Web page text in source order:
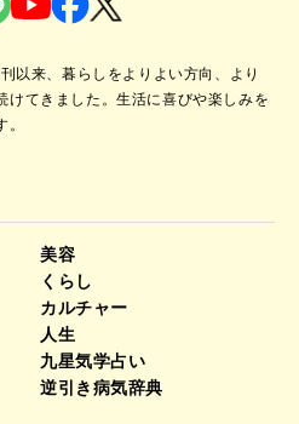
以来、暮らしをよりよい方向、より
けてきました。生活に喜びや楽しみを
美容
くらし
カルチャー
人生
九星気学占い
逆引き病気辞典